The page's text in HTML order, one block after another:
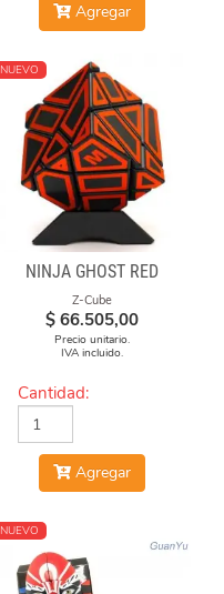
Agregar
NUEVO
NINJA GHOST RED
Z-Cube
$ 66.505,00
Precio unitario.
IVA incluido.
Cantidad:
Agregar
NUEVO